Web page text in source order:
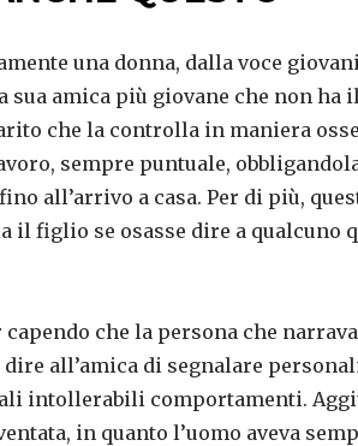
una donna, dalla voce
sua amica più giovane che non ha
che la controlla in maniera
sempre puntuale,
all’arrivo a casa. Per di più,
il figlio se osasse dire a qualcuno
che la persona che
all’amica di segnalare
intollerabili comportamenti.
in quanto l’uomo aveva